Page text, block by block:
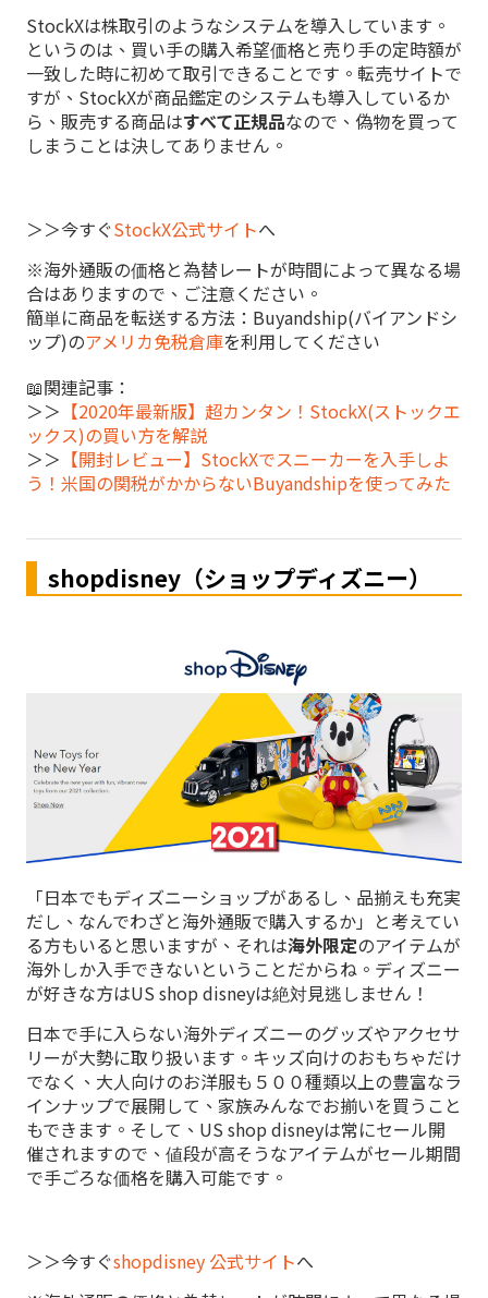
StockXは株取引のようなシステムを導入しています。
というのは、買い手の購入希望価格と売り手の定時額が
一致した時に初めて取引できることです。転売サイトで
すが、StockXが商品鑑定のシステムも導入しているか
ら、販売する商品はすべて正規品なので、偽物を買って
しまうことは決してありません。
＞＞今すぐStockX公式サイトへ
※海外通販の価格と為替レートが時間によって異なる場
合はありますので、ご注意ください。
簡単に商品を転送する方法：Buyandship(バイアンドシ
ップ)のアメリカ免税倉庫を利用してください
📖関連記事：
＞＞ 【2020年最新版】超カンタン！StockX(ストックエ
ックス)の買い方を解説
＞＞ 【開封レビュー】StockXでスニーカーを入手しよ
う！米国の関税がかからないBuyandshipを使ってみた
shopdisney（ショップディズニー）
「日本でもディズニーショップがあるし、品揃えも充実
だし、なんでわざと海外通販で購入するか」と考えてい
る方もいると思いますが、それは海外限定のアイテムが
海外しか入手できないということだからね。ディズニー
が好きな方はUS shop disneyは絶対見逃しません！
日本で手に入らない海外ディズニーのグッズやアクセサ
リーが大勢に取り扱います。キッズ向けのおもちゃだけ
でなく、大人向けのお洋服も５００種類以上の豊富なラ
インナップで展開して、家族みんなでお揃いを買うこと
もできます。そして、US shop disneyは常にセール開
催されますので、値段が高そうなアイテムがセール期間
で手ごろな価格を購入可能です。
＞＞今すぐshopdisney 公式サイトへ